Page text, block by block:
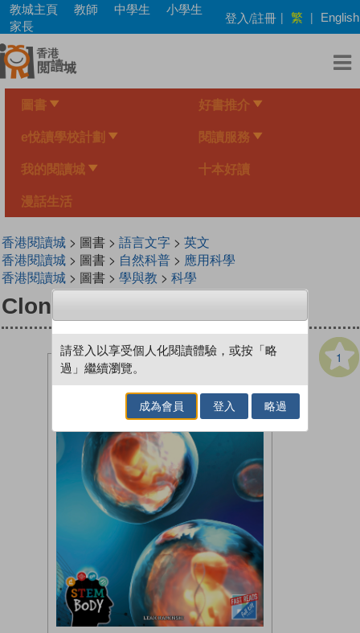
Skip
main
content
教城主頁 教師 中學生
小學生
家長
登入/註冊 | 繁 | English
圖書 好書推介
e悅讀學校計劃 閱讀服務
我的閱讀城 十本好讀
漫話生活
香港閱讀城> 圖書 > 語言文字> 英文
香港閱讀城> 圖書 > 自然科普> 應用科學
香港閱讀城> 圖書 > 學與教 > 科學
Cloning Humans
1
請登入以享受個人化閱讀體驗，或按「略
過」繼續瀏覽。
成為會員 登入 略過